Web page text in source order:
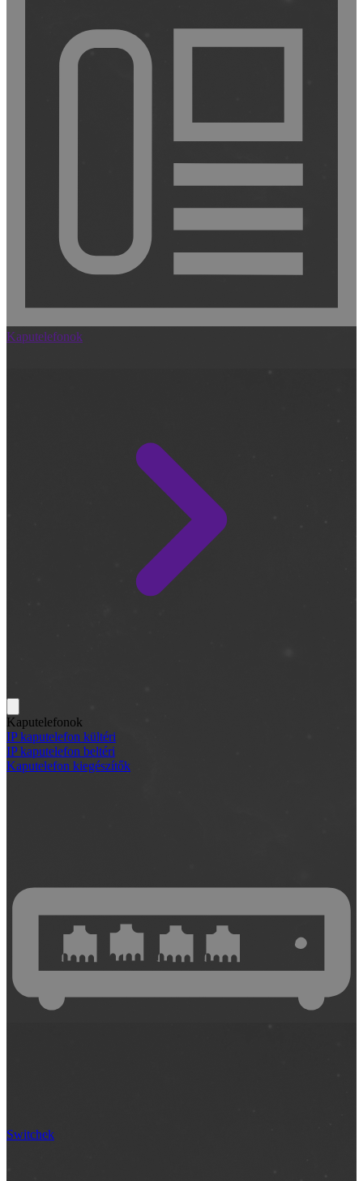
Kaputelefonok
Kaputelefonok
IP kaputelefon kültéri
IP kaputelefon beltéri
Kaputelefon kiegészítők
Switchek